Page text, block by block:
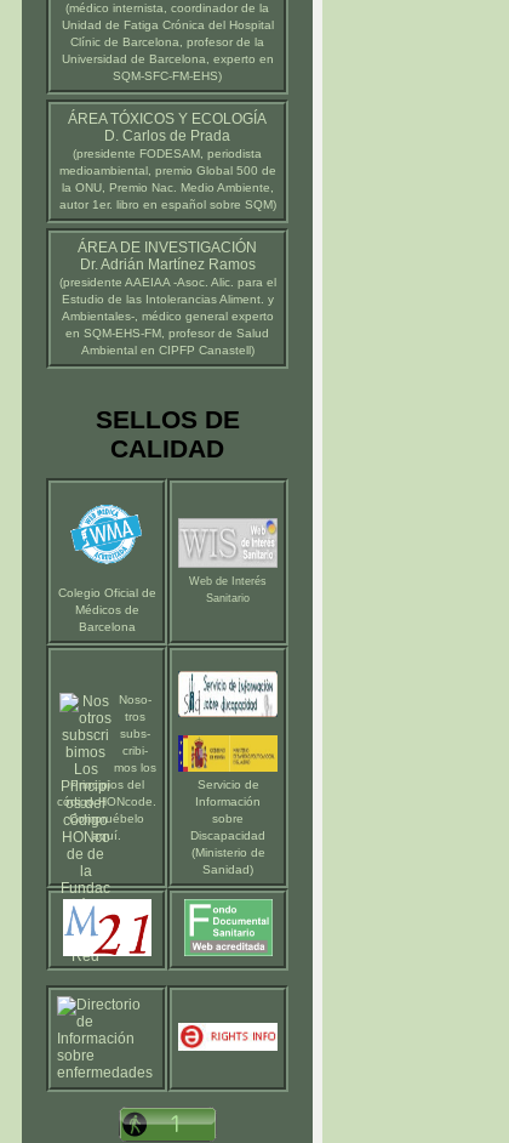
(médico internista, coordinador de la
Unidad de Fatiga Crónica del Hospital
Clínic de Barcelona , profesor de la
Universidad de Barcelona , experto en
SQM-SFC-FM-EHS)
ÁREA TÓXICOS Y ECOLOGÍA
D. Carlos de Prada
(presidente FODESAM , periodista
medioambiental, premio Global 500 de
la ONU, Premio Nac. Medio Ambiente,
autor 1er. libro en español sobre SQM)
ÁREA DE INVESTIGACIÓN
Dr. Adrián Martínez Ramos
(presidente AAEIAA-Asoc. Alic. para el
Estudio de las Intolerancias Aliment. y
Ambientales-, médico general experto
en SQM-EHS-FM, profesor de Salud
Ambiental en CIPFP Canastell)
SELLOS DE
CALIDAD
Colegio Oficial de
Médicos de
Barcelona
Web de Interés
Sanitario
Noso-
tros
subs-
cribi-
mos los
Principios del
código HONcode
Compruébelo
aquí
Servicio de
Información
sobre
Discapacidad
(Ministerio de
Sanidad)